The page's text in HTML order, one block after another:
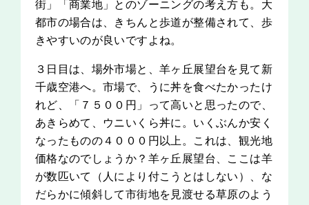
街」「商業地」とのゾーニングの考え方も。大
都市の場合は、きちんと歩道が整備されて、歩
きやすいのが良いですよね。
３日目は、場外市場と、羊ヶ丘展望台を見て新
千歳空港へ。市場で、うに丼を食べたかったけ
れど、「７５００円」って高いと思ったので、
あきらめて、ウニいくら丼に。いくぶんか安く
なったものの４０００円以上。これは、観光地
価格なのでしょうか？羊ヶ丘展望台、ここは羊
が数匹いて（人により付こうとはしない）、な
だらかに傾斜して市街地を見渡せる草原のよう